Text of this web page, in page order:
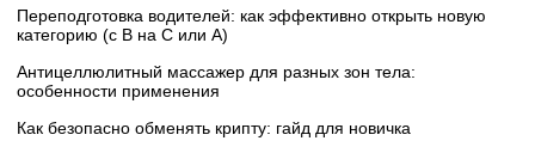
Переподготовка водителей: как эффективно открыть новую
категорию (с B на C или А)
Антицеллюлитный массажер для разных зон тела:
особенности применения
Как безопасно обменять крипту: гайд для новичка